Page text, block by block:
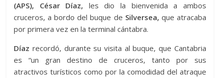
(APS), César Díaz, les dio la bienvenida a ambos
cruceros, a bordo del buque de Silversea, que atracaba
por primera vez en la terminal cántabra.
Díaz recordó, durante su visita al buque, que Cantabria
es “un gran destino de cruceros, tanto por sus
atractivos turísticos como por la comodidad del atraque